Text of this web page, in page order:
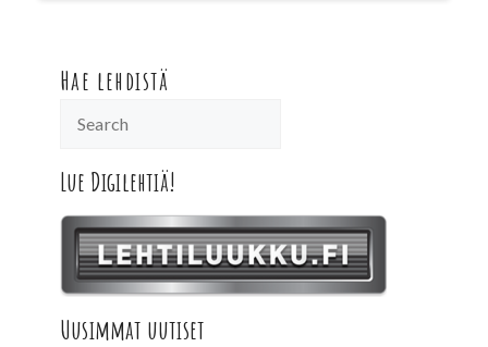
Hae lehdistä
Lue Digilehtiä!
Uusimmat uutiset